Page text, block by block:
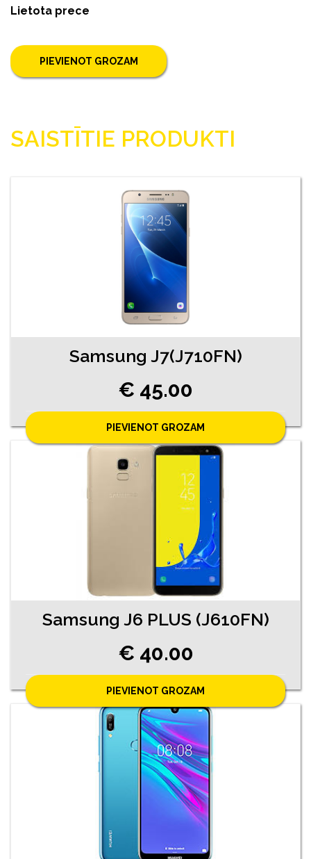
Lietota prece
PIEVIENOT GROZAM
SAISTĪTIE PRODUKTI
Samsung J7(J710FN)
€ 45.00
PIEVIENOT GROZAM
Samsung J6 PLUS (J610FN)
€ 40.00
PIEVIENOT GROZAM